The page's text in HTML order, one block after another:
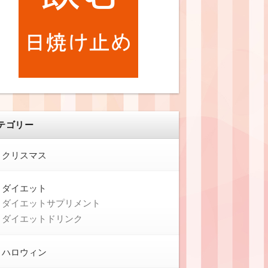
ゴリー
クリスマス
ダイエット
ダイエットサプリメント
ダイエットドリンク
ハロウィン